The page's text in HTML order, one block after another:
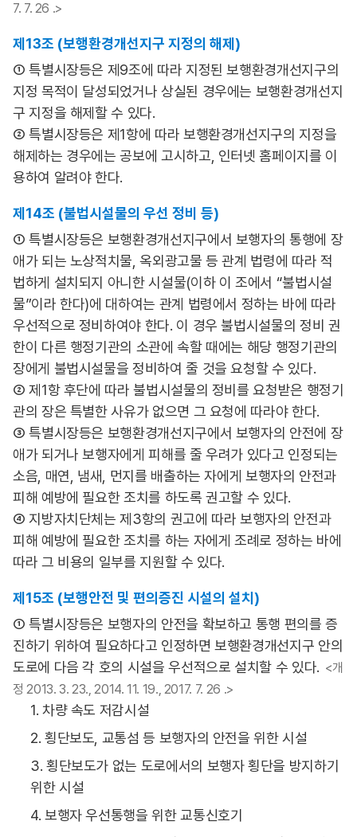
7. 7. 26 .>
제13조 (보행환경개선지구 지정의 해제)
① 특별시장등은 제9조에 따라 지정된 보행환경개선지구의
지정 목적이 달성되었거나 상실된 경우에는 보행환경개선지
구 지정을 해제할 수 있다.
② 특별시장등은 제1항에 따라 보행환경개선지구의 지정을
해제하는 경우에는 공보에 고시하고, 인터넷 홈페이지를 이
용하여 알려야 한다.
제14조 (불법시설물의 우선 정비 등)
① 특별시장등은 보행환경개선지구에서 보행자의 통행에 장
애가 되는 노상적치물, 옥외광고물 등 관계 법령에 따라 적
법하게 설치되지 아니한 시설물(이하 이 조에서 “불법시설
물”이라 한다)에 대하여는 관계 법령에서 정하는 바에 따라
우선적으로 정비하여야 한다. 이 경우 불법시설물의 정비 권
한이 다른 행정기관의 소관에 속할 때에는 해당 행정기관의
장에게 불법시설물을 정비하여 줄 것을 요청할 수 있다.
② 제1항 후단에 따라 불법시설물의 정비를 요청받은 행정기
관의 장은 특별한 사유가 없으면 그 요청에 따라야 한다.
③ 특별시장등은 보행환경개선지구에서 보행자의 안전에 장
애가 되거나 보행자에게 피해를 줄 우려가 있다고 인정되는
소음, 매연, 냄새, 먼지를 배출하는 자에게 보행자의 안전과
피해 예방에 필요한 조치를 하도록 권고할 수 있다.
④ 지방자치단체는 제3항의 권고에 따라 보행자의 안전과
피해 예방에 필요한 조치를 하는 자에게 조례로 정하는 바에
따라 그 비용의 일부를 지원할 수 있다.
제15조 (보행안전 및 편의증진 시설의 설치)
① 특별시장등은 보행자의 안전을 확보하고 통행 편의를 증
진하기 위하여 필요하다고 인정하면 보행환경개선지구 안의
도로에 다음 각 호의 시설을 우선적으로 설치할 수 있다. <개
정 2013. 3. 23., 2014. 11. 19., 2017. 7. 26 .>
1. 차량 속도 저감시설
2. 횡단보도, 교통섬 등 보행자의 안전을 위한 시설
3. 횡단보도가 없는 도로에서의 보행자 횡단을 방지하기
위한 시설
4. 보행자 우선통행을 위한 교통신호기